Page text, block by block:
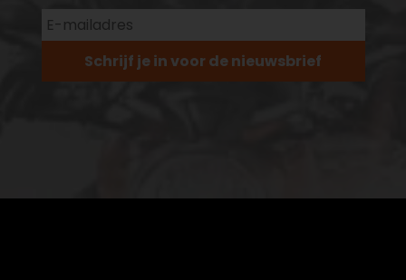
Schrijf je in voor de nieuwsbrief